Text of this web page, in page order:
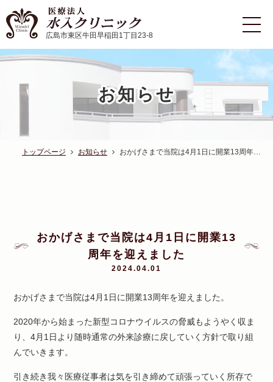
広島市東区牛田早稲田1丁目23-8
お知らせ
トップページ お知らせ おかげさまで当院は4月1日に開業13周年…
おかげさまで当院は4月1日に開業13
周年を迎えました
2024.04.01
おかげさまで当院は4月1日に開業13周年を迎えました。
2020年から始まった新型コロナウイルスの脅威もようやく収ま
り、4月1日より随時通常の外来診療に戻していく方針で取り組
んでいきます。
引き続き我々医療従事者は気を引き締めて頑張っていく所存で